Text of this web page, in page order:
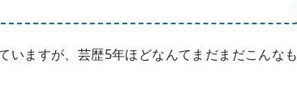
いますが、芸歴5年ほどなんてまだまだこんなも